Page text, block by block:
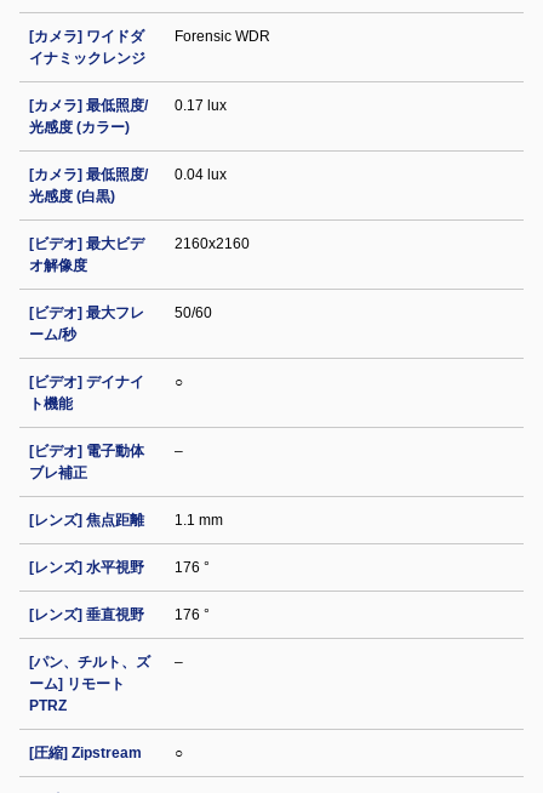
[カメラ] ワイドダ
イナミックレンジ
Forensic WDR
[カメラ] 最低照度/
光感度 (カラー)
0.17 lux
[カメラ] 最低照度/
光感度 (白黒)
0.04 lux
[ビデオ] 最大ビデ
オ解像度
2160x2160
[ビデオ] 最大フレ
ーム/秒
50/60
[ビデオ] デイナイ
ト機能
○
[ビデオ] 電子動体
ブレ補正
–
[レンズ] 焦点距離 1.1 mm
[レンズ] 水平視野 176 °
[レンズ] 垂直視野 176 °
[パン、チルト、ズ
ーム] リモート
PTRZ
–
[圧縮] Zipstream ○